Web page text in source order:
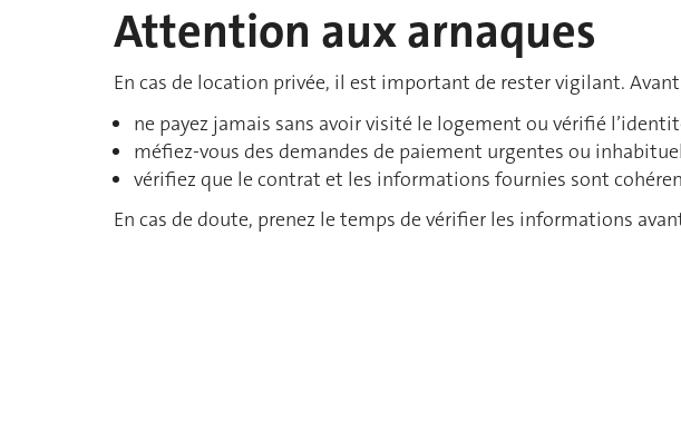
Attention aux arnaques
En cas de location privée, il est important de rester vigilant. Avant
ne payez jamais sans avoir visité le logement ou vérifié
méfiez-vous des demandes de paiement urgentes ou
vérifiez que le contrat et les informations fournies sont
En cas de doute, prenez le temps de vérifier les informations